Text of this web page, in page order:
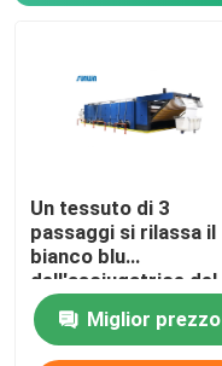
Un tessuto di 3
passaggi si rilassa il
bianco blu
dell'asciugatrice del
tessuto
dell'essiccatore
Miglior prezzo